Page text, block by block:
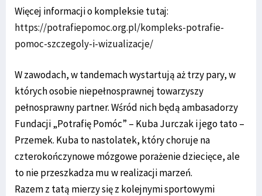
Więcej informacji o kompleksie tutaj:
https://potrafiepomoc.org.pl/kompleks-potrafie-
pomoc-szczegoly-i-wizualizacje/
W zawodach, w tandemach wystartują aż trzy pary, w
których osobie niepełnosprawnej towarzyszy
pełnosprawny partner. Wśród nich będą ambasadorzy
Fundacji „Potrafię Pomóc” – Kuba Jurczak i jego tato –
Przemek. Kuba to nastolatek, który choruje na
czterokończynowe mózgowe porażenie dziecięce, ale
to nie przeszkadza mu w realizacji marzeń.
Razem z tatą mierzy się z kolejnymi sportowymi